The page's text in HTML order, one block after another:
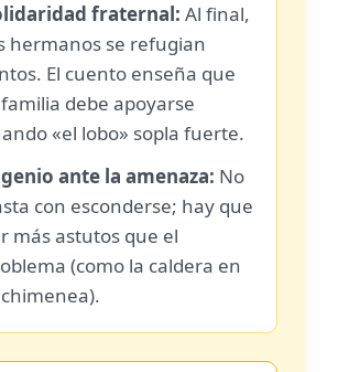
fraternal: Al final,
hermanos se refugian
El cuento enseña que
debe apoyarse
«el lobo» sopla fuerte.
ante la amenaza: No
con esconderse; hay que
más astutos que el
(como la caldera en